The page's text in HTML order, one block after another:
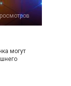
могут